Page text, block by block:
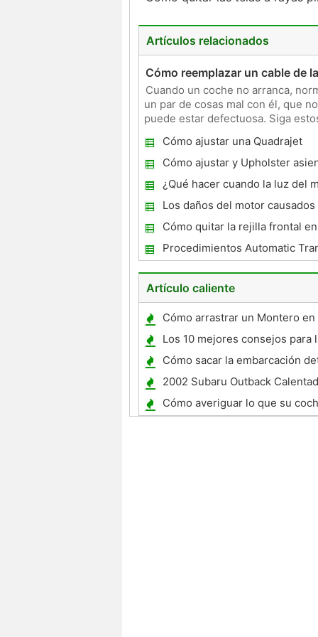
Artículos relacionados
Cómo reemplazar un cable de
Cuando un coche no arranca,
un par de cosas mal con él, que
puede estar defectuosa. Siga
Cómo ajustar una Quadrajet
Cómo ajustar y Upholster
¿Qué hacer cuando la luz del
apagado y está mostrando un
Los daños del motor
de un refresco en el tanque de
Cómo quitar la rejilla frontal
Trailblazer 2005
Procedimientos Automatic
Flush
Artículo caliente
Cómo arrastrar un Montero
Dolly
Los 10 mejores consejos para
un coche nuevo
Cómo sacar la embarcación
quinta rueda
2002 Subaru Outback
bloque Instalación
Cómo averiguar lo que su
realmente vale la pena